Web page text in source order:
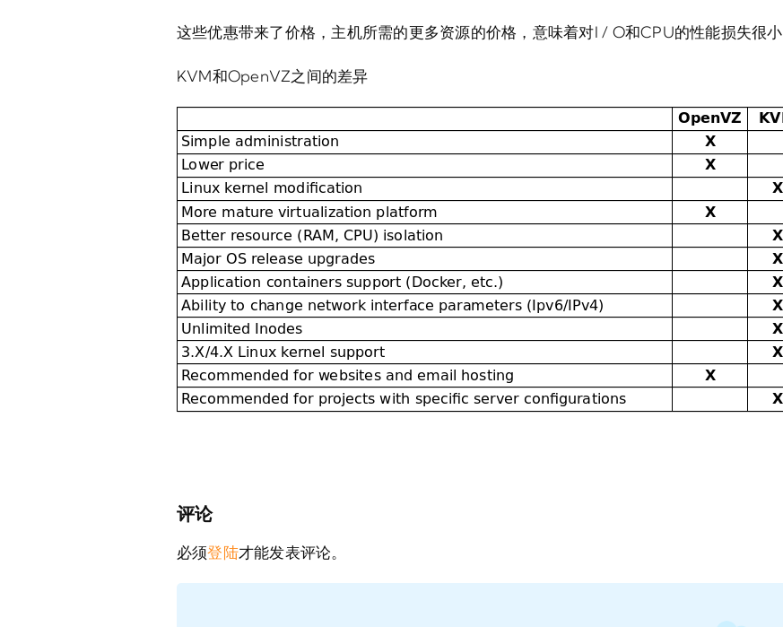
这些优惠带来了价格，主机所需的更多资源的价格，意味着对I / O和CPU的性能损失很小
KVM和OpenVZ之间的差异
评论
必须登陆才能发表评论。